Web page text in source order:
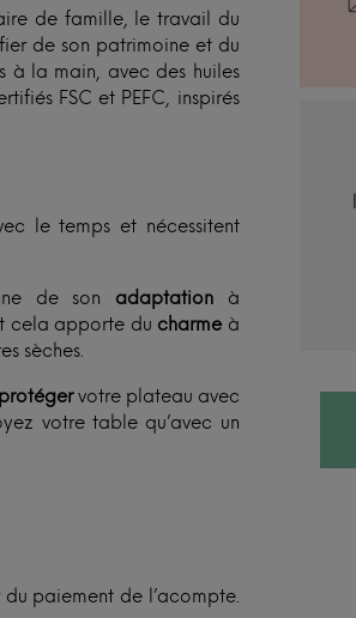
de famille, le travail du
de son patrimoine et du
la main, avec des huiles
FSC et PEFC, inspirés
le temps et nécessitent
de son adaptation à
cela apporte du charmeà
sèches.
protégervotre plateau avec
votre table qu’avec un
paiement de l’acompte.